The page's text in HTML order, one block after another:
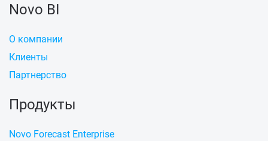
Novo BI
О компании
Клиенты
Партнерство
Продукты
Novo Forecast Enterprise